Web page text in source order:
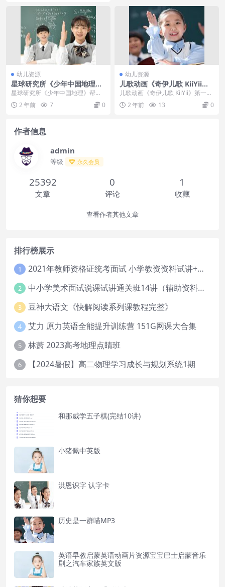
幼儿资源
星球研究所《少年中国地理》
帮助青少年建立地理的思维方
星球研究所《少年中国地理》帮助
青少年建立地理的思维方式 《少年
中国地理》专门针对...
2 年前 7 0
幼儿资源
儿歌动画《奇伊儿歌 KiiYii》
第一季英文版全166集下载
儿歌动画《奇伊儿歌 KiiYii》第一季
英文版全166集下载内容简介：动
人的童谣...
2 年前 13 0
作者信息
admin
等级 永久会员
25392
文章
0
评论
1
收藏
查看作者其他文章
排行榜展示
1 2021年教师资格证统考面试 小学教资资料试讲+答辩
2 中小学美术面试说课试讲通关班14讲（辅助资料第一套）
3 豆神大语文《快解阅读系列课教程完整》
4 艾力 原力英语全能提升训练营 151G网课大合集
5 林萧 2023高考地理点睛班
6 【2024暑假】高二物理学习成长与规划系统1期
猜你想要
和那威学五子棋(完结10讲)
小猪佩中英版
洪恩识字 认字卡
历史是一群喵MP3
英语早教启蒙英语动画片资源宝宝巴士启蒙音乐
剧之汽车家族英文版